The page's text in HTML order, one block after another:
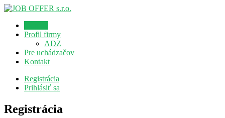
Profil firmy
ADZ
Pre uchádzačov
Kontakt
Registrácia
Prihlásiť sa
Registrácia